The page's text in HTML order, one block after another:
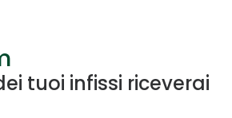
tuoi infissi riceverai